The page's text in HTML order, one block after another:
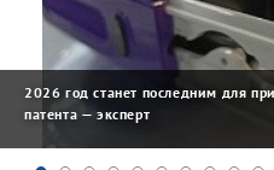
2026 год станет последним для
патента — эксперт